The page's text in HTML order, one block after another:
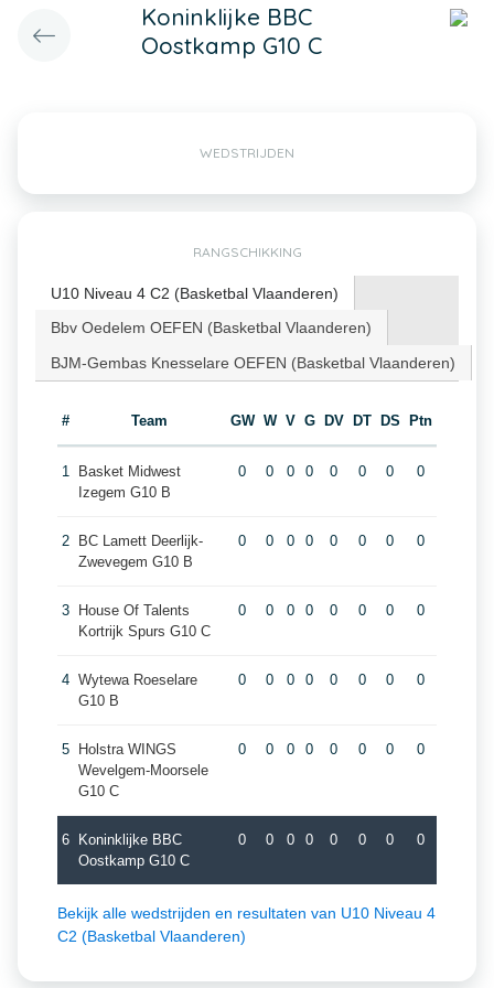
Koninklijke BBC
Oostkamp G10 C
WEDSTRIJDEN
RANGSCHIKKING
U10 Niveau 4 C2 (Basketbal Vlaanderen)
Bbv Oedelem OEFEN (Basketbal Vlaanderen)
BJM-Gembas Knesselare OEFEN (Basketbal Vlaanderen)
# Team GW W V G DV DT DS Ptn
1
Basket Midwest
Izegem G10 B
0 0 0 0 0 0 0 0
2
BC Lamett Deerlijk-
Zwevegem G10 B
0 0 0 0 0 0 0 0
3
House Of Talents
Kortrijk Spurs G10 C
0 0 0 0 0 0 0 0
4 Wytewa Roeselare
G10 B
0 0 0 0 0 0 0 0
5
Holstra WINGS
Wevelgem-Moorsele
G10 C
0 0 0 0 0 0 0 0
6
Koninklijke BBC
Oostkamp G10 C
0 0 0 0 0 0 0 0
Bekijk alle wedstrijden en resultaten van U10 Niveau 4
C2 (Basketbal Vlaanderen)